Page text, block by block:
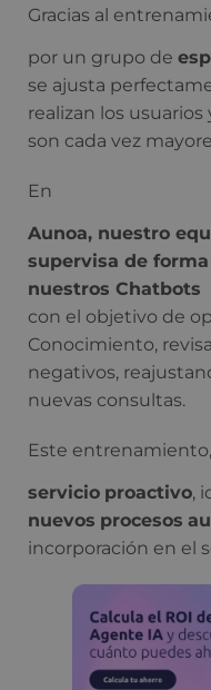
Gracias al
por un grupo de
se ajusta
realizan los
son cada vez
En
Aunoa, nuestro
supervisa de
nuestros Chatbots
con el objetivo de
Conocimiento,
negativos,
nuevas consultas.
Este
servicio proactivo,
nuevos procesos
incorporación en el